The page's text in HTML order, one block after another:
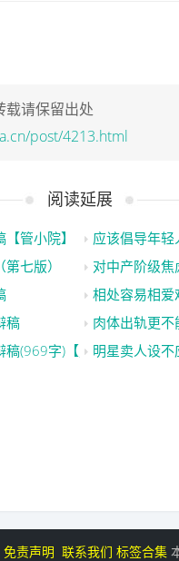
载请保留出处
post/4213.html
阅读延展
管小院】
应该倡导年轻
七版）
对中产阶级焦
相处容易相爱
稿
肉体出轨更
(969字)【九只小白鹿】
明星卖人设不
免责声明 联系我们 标签合集